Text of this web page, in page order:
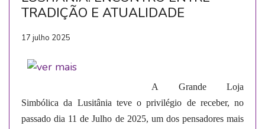
TRADIÇÃO E ATUALIDADE
17 julho 2025
A Grande Loja
Simbólica da Lusitânia teve o privilégio de receber, no
passado dia 11 de Julho de 2025, um dos pensadores mais